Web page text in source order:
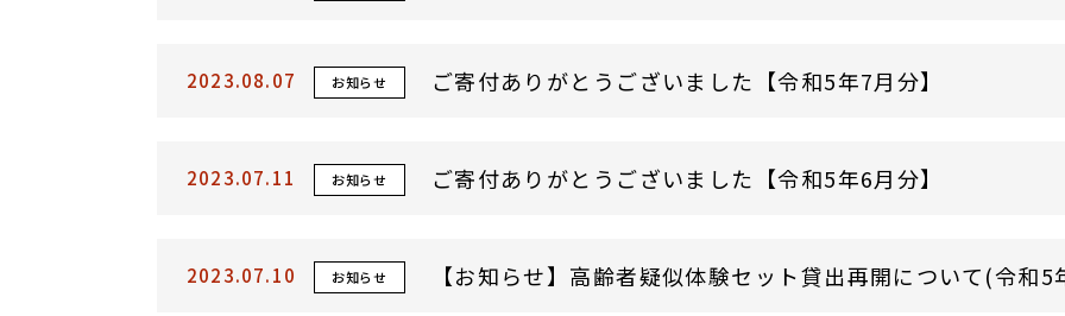
2023.08.07 お知らせ ご寄付ありがとうございました【令和5年7月分】
2023.07.11 お知らせ ご寄付ありがとうございました【令和5年6月分】
2023.07.10 お知らせ 【お知らせ】高齢者疑似体験セット貸出再開について(令和5